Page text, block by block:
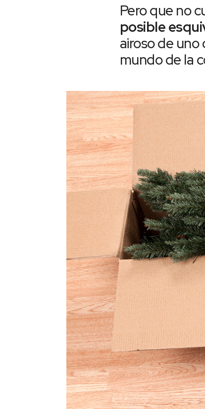
Pero que no
posible
airoso de
mundo de la